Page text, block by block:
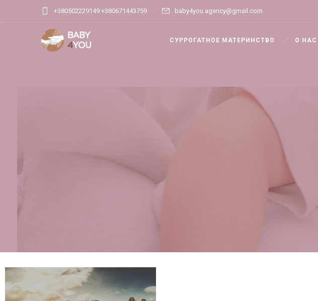
+380502229149 +380671443759 baby4you.agency@gmail.com
СУРРОГАТНОЕ МАТЕРИНСТВО О НАС